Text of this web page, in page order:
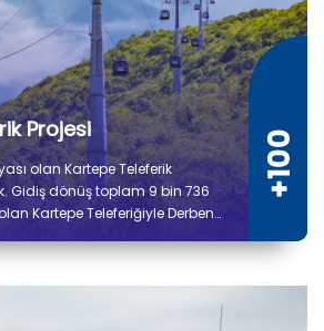
Projesi
olan Kartepe Teleferik
Gidiş dönüş toplam 9 bin 736
Kartepe Teleferiğiyle Derbent